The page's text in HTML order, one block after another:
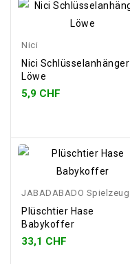
Nici
Nici Schlüsselanhänger
Löwe
5,9 CHF
JABADABADO Spielzeug
Plüschtier Hase
Babykoffer
33,1 CHF